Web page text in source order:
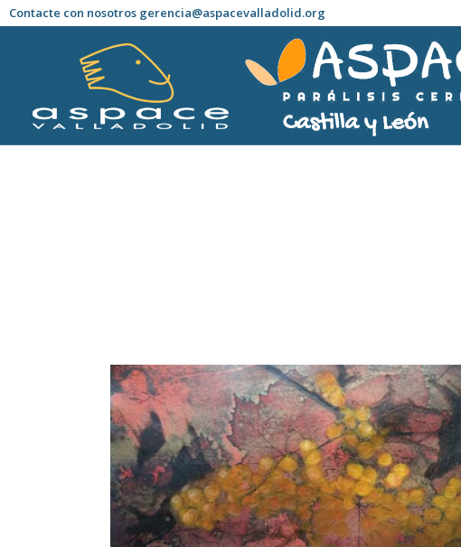
Contacte con nosotros gerencia@aspacevalladolid.org